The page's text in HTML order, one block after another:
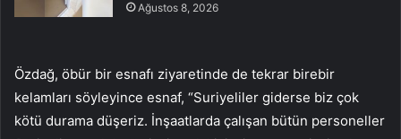
Ağustos 8, 2026
Özdağ, öbür bir esnafı ziyaretinde de tekrar birebir
kelamları söyleyince esnaf, “Suriyeliler giderse biz çok
kötü durama düşeriz. İnşaatlarda çalışan bütün personeller